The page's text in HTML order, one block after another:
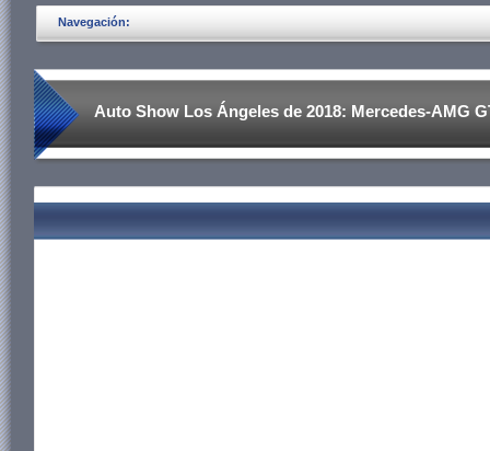
Navegación:
Auto Show Los Ángeles de 2018: Mercedes-AMG